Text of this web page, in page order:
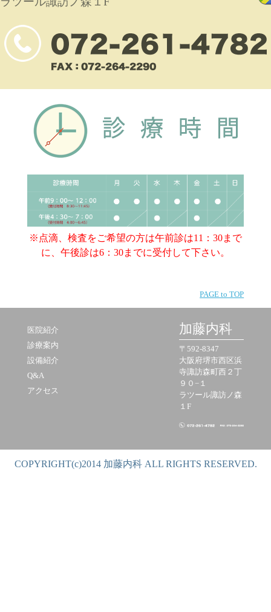
※点滴、検査をご希望の方は午前診は11：30まで
に、午後診は6：30までに受付して下さい。
PAGE to TOP
医院紹介
診療案内
設備紹介
Q&A
アクセス
加藤内科
〒592-8347
大阪府堺市西区浜
寺諏訪森町西２丁
９０−１
ラツール諏訪ノ森
１F
COPYRIGHT(c)2014 加藤内科 ALL RIGHTS RESERVED.